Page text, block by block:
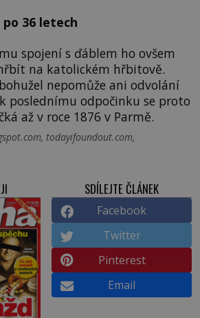
po 36 letech
spojení s ďáblem ho ovšem
na katolickém hřbitově.
nepomůže ani odvolání
poslednímu odpočinku se proto
až v roce 1876 v Parmě.
todayifoundout.com,
SDÍLEJTE ČLÁNEK
Facebook
Twitter
Pinterest
Email